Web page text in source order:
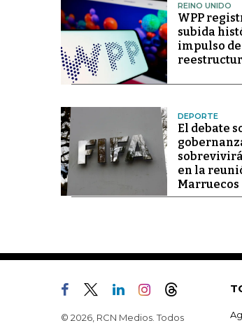
REINO UNIDO
WPP
subida
impulso
DEPORTE
El debate
en la
Marruecos
© 2026, RCN Medios. Todos